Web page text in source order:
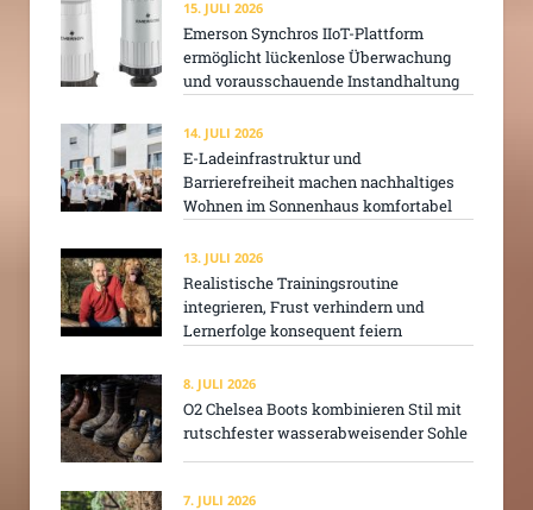
15. JULI 2026
Emerson Synchros IIoT-Plattform
ermöglicht lückenlose Überwachung
und vorausschauende Instandhaltung
14. JULI 2026
E-Ladeinfrastruktur und
Barrierefreiheit machen nachhaltiges
Wohnen im Sonnenhaus komfortabel
13. JULI 2026
Realistische Trainingsroutine
integrieren, Frust verhindern und
Lernerfolge konsequent feiern
8. JULI 2026
O2 Chelsea Boots kombinieren Stil mit
rutschfester wasserabweisender Sohle
7. JULI 2026